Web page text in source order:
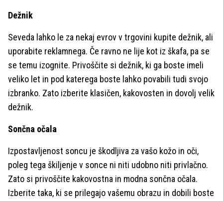
Dežnik
Seveda lahko le za nekaj evrov v trgovini kupite dežnik, ali
uporabite reklamnega. Če ravno ne lije kot iz škafa, pa se
se temu izognite. Privoščite si dežnik, ki ga boste imeli
veliko let in pod katerega boste lahko povabili tudi svojo
izbranko. Zato izberite klasičen, kakovosten in dovolj velik
dežnik.
Sončna očala
Izpostavljenost soncu je škodljiva za vašo kožo in oči,
poleg tega škiljenje v sonce ni niti udobno niti privlačno.
Zato si privoščite kakovostna in modna sončna očala.
Izberite taka, ki se prilegajo vašemu obrazu in dobili boste